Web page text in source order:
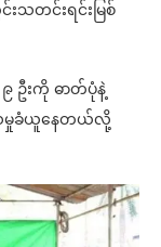
တင်းရင်းမြစ်
ဦးကို ဓာတ်ပုံနဲ့
သမှုခံယူနေတယ်လို့